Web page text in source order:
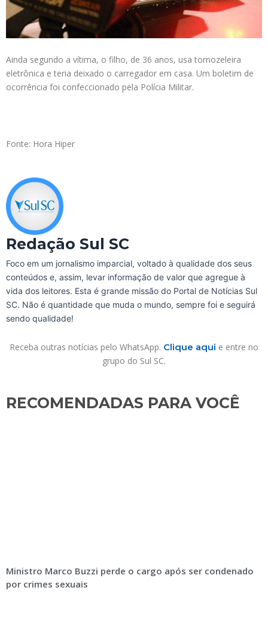
Ainda segundo a vítima, o filho, de 36 anos, usa tornozeleira
eletrônica e teria deixado o carregador em casa. Um boletim de
ocorrência foi confeccionado pela Polícia Militar.
Fonte: Hora Hiper
Redação Sul SC
Foco em um jornalismo imparcial, voltado à qualidade dos seus
conteúdos e, assim, levar informação de valor que agregue à
vida dos leitores. Esta é grande missão do Portal de Notícias Sul
SC. Não é quantidade que muda o mundo, sempre foi e seguirá
sendo qualidade!
Receba outras notícias pelo WhatsApp. Clique aqui e entre no
grupo do Sul SC.
RECOMENDADAS PARA VOCÊ​
Ministro Marco Buzzi perde o cargo após ser condenado
por crimes sexuais